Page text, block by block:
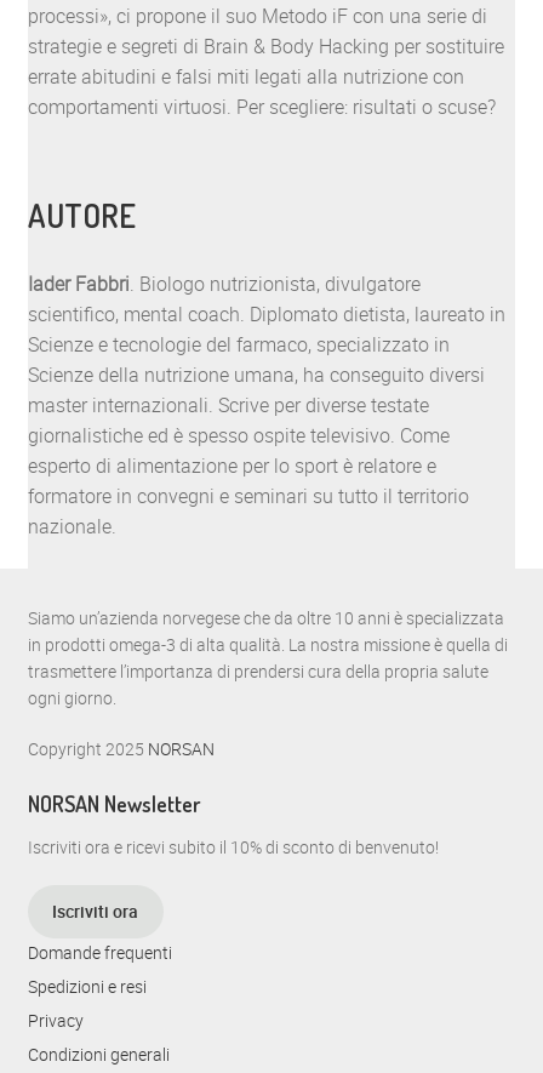
processi», ci propone il suo Metodo iF con una serie di
strategie e segreti di Brain & Body Hacking per sostituire
errate abitudini e falsi miti legati alla nutrizione con
comportamenti virtuosi. Per scegliere: risultati o scuse?
AUTORE
Iader Fabbri. Biologo nutrizionista, divulgatore
scientifico, mental coach. Diplomato dietista, laureato in
Scienze e tecnologie del farmaco, specializzato in
Scienze della nutrizione umana, ha conseguito diversi
master internazionali. Scrive per diverse testate
giornalistiche ed è spesso ospite televisivo. Come
esperto di alimentazione per lo sport è relatore e
formatore in convegni e seminari su tutto il territorio
nazionale.
Siamo un’azienda norvegese che da oltre 10 anni è specializzata
in prodotti omega-3 di alta qualità. La nostra missione è quella di
trasmettere l’importanza di prendersi cura della propria salute
ogni giorno.
Copyright 2025 NORSAN
NORSAN Newsletter
Iscriviti ora e ricevi subito il 10% di sconto di benvenuto!
Iscriviti ora
Domande frequenti
Spedizioni e resi
Privacy
Condizioni generali